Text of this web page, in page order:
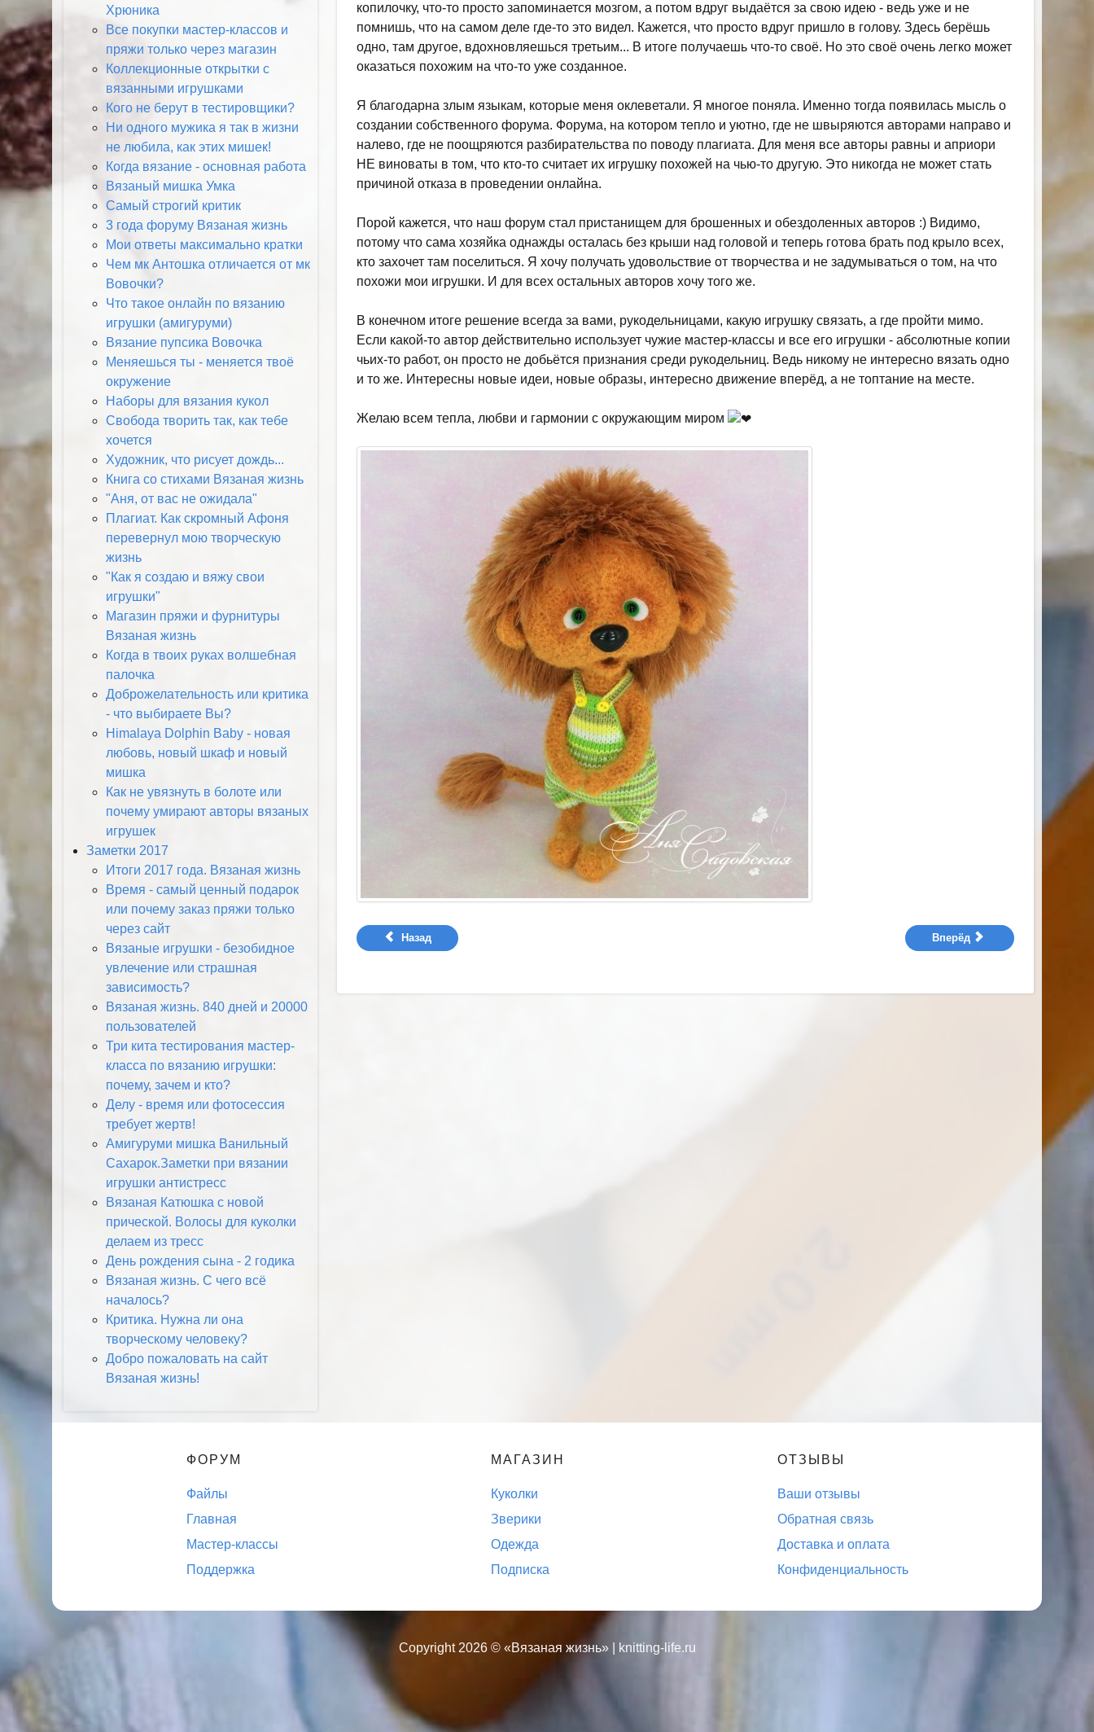
Хрюника
Все покупки мастер-классов и
пряжи только через магазин
Коллекционные открытки с
вязанными игрушками
Кого не берут в тестировщики?
Ни одного мужика я так в жизни
не любила, как этих мишек!
Когда вязание - основная работа
Вязаный мишка Умка
Самый строгий критик
3 года форуму Вязаная жизнь
Мои ответы максимально кратки
Чем мк Антошка отличается от мк
Вовочки?
Что такое онлайн по вязанию
игрушки (амигуруми)
Вязание пупсика Вовочка
Меняешься ты - меняется твоё
окружение
Наборы для вязания кукол
Свобода творить так, как тебе
хочется
Художник, что рисует дождь...
Книга со стихами Вязаная жизнь
"Аня, от вас не ожидала"
Плагиат. Как скромный Афоня
перевернул мою творческую
жизнь
"Как я создаю и вяжу свои
игрушки"
Магазин пряжи и фурнитуры
Вязаная жизнь
Когда в твоих руках волшебная
палочка
Доброжелательность или критика
- что выбираете Вы?
Himalaya Dolphin Baby - новая
любовь, новый шкаф и новый
мишка
Как не увязнуть в болоте или
почему умирают авторы вязаных
игрушек
Заметки 2017
Итоги 2017 года. Вязаная жизнь
Время - самый ценный подарок
или почему заказ пряжи только
через сайт
Вязаные игрушки - безобидное
увлечение или страшная
зависимость?
Вязаная жизнь. 840 дней и 20000
пользователей
Три кита тестирования мастер-
класса по вязанию игрушки:
почему, зачем и кто?
Делу - время или фотосессия
требует жертв!
Амигуруми мишка Ванильный
Сахарок.Заметки при вязании
игрушки антистресс
Вязаная Катюшка с новой
прической. Волосы для куколки
делаем из тресс
День рождения сына - 2 годика
Вязаная жизнь. С чего всё
началось?
Критика. Нужна ли она
творческому человеку?
Добро пожаловать на сайт
Вязаная жизнь!
копилочку, что-то просто запоминается мозгом, а потом вдруг выдаётся за свою идею - ведь уже и не
помнишь, что на самом деле где-то это видел. Кажется, что просто вдруг пришло в голову. Здесь берёшь
одно, там другое, вдохновляешься третьим... В итоге получаешь что-то своё. Но это своё очень легко может
оказаться похожим на что-то уже созданное.
Я благодарна злым языкам, которые меня оклеветали. Я многое поняла. Именно тогда появилась мысль о
создании собственного форума. Форума, на котором тепло и уютно, где не швыряются авторами направо и
налево, где не поощряются разбирательства по поводу плагиата. Для меня все авторы равны и априори
НЕ виноваты в том, что кто-то считает их игрушку похожей на чью-то другую. Это никогда не может стать
причиной отказа в проведении онлайна.
Порой кажется, что наш форум стал пристанищем для брошенных и обездоленных авторов :) Видимо,
потому что сама хозяйка однажды осталась без крыши над головой и теперь готова брать под крыло всех,
кто захочет там поселиться. Я хочу получать удовольствие от творчества и не задумываться о том, на что
похожи мои игрушки. И для всех остальных авторов хочу того же.
В конечном итоге решение всегда за вами, рукодельницами, какую игрушку связать, а где пройти мимо.
Если какой-то автор действительно использует чужие мастер-классы и все его игрушки - абсолютные копии
чьих-то работ, он просто не добьётся признания среди рукодельниц. Ведь никому не интересно вязать одно
и то же. Интересны новые идеи, новые образы, интересно движение вперёд, а не топтание на месте.
Желаю всем тепла, любви и гармонии с окружающим миром
Назад Вперёд
ФОРУМ
Файлы
Главная
Мастер-классы
Поддержка
МАГАЗИН
Куколки
Зверики
Одежда
Подписка
ОТЗЫВЫ
Ваши отзывы
Обратная связь
Доставка и оплата
Конфиденциальность
Copyright 2026 ©«Вязаная жизнь»| knitting-life.ru